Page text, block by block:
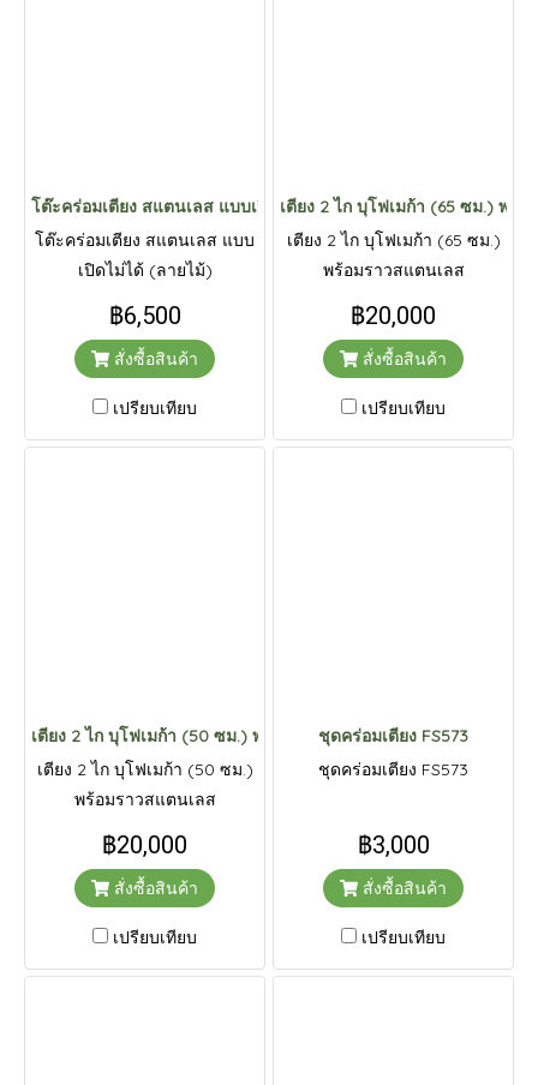
โต๊ะคร่อมเตียง สแตนเลส แบบเปิดไม่ได้ (ลายไม้)
โต๊ะคร่อมเตียง สแตนเลส แบบ
เปิดไม่ได้ (ลายไม้)
฿6,500
สั่งซื้อสินค้า
เปรียบเทียบ
เตียง 2 ไก บุโฟเมก้า (65 ซม.) พร้
เตียง 2 ไก บุโฟเมก้า (65 ซม.)
พร้อมราวสแตนเลส
฿20,000
สั่งซื้อสินค้า
เปรียบเทียบ
เตียง 2 ไก บุโฟเมก้า (50 ซม.) พร้อมราวสแตนเลส
เตียง 2 ไก บุโฟเมก้า (50 ซม.)
พร้อมราวสแตนเลส
฿20,000
สั่งซื้อสินค้า
เปรียบเทียบ
ชุดคร่อมเตียง FS573
ชุดคร่อมเตียง FS573
฿3,000
สั่งซื้อสินค้า
เปรียบเทียบ